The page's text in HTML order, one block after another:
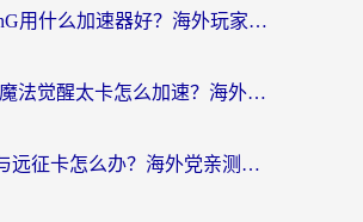
国外玩BanG用什么加速器好？海外玩家亲测的国服游戏加速终极方案
哈利波特·魔法觉醒太卡怎么加速？海外党亲测有效的国服游戏加速指南
美国玩剑与远征卡怎么办？海外党亲测有效的国服游戏加速指南